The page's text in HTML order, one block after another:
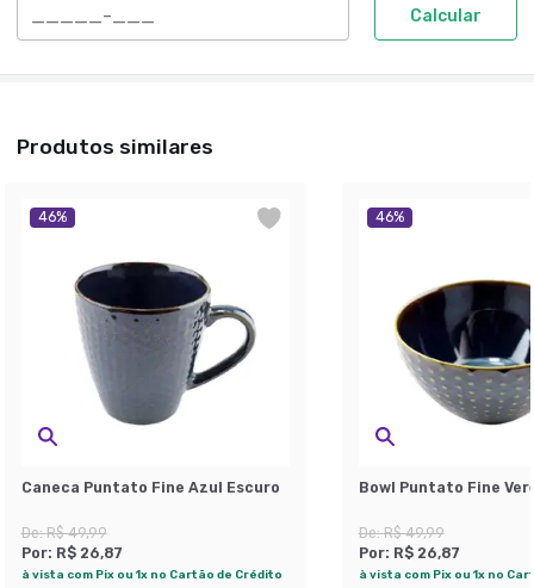
Calcular
Produtos similares
46%
Caneca Puntato Fine Azul Escuro
De:R$ 49,99
Por: R$ 26,87
à vista com Pix ou 1x no Cartão de Crédito
46%
Bowl Puntato Fine
De:R$ 49,99
Por: R$ 26,87
à vista com Pix ou 1x no